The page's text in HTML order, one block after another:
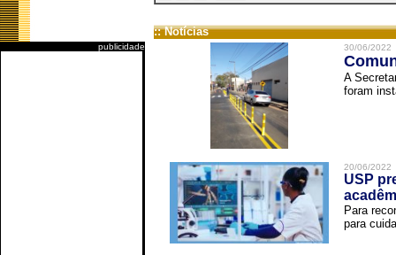
publicidade
:: Notícias
30/06/2022
A
foram
20/06/2022
USP
Para
para